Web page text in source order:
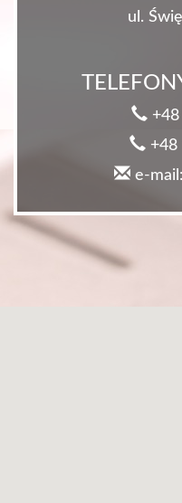
ul.
+48
e-mail: